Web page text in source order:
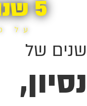
5 שנות אחריות
על
שנים של
נסיון,